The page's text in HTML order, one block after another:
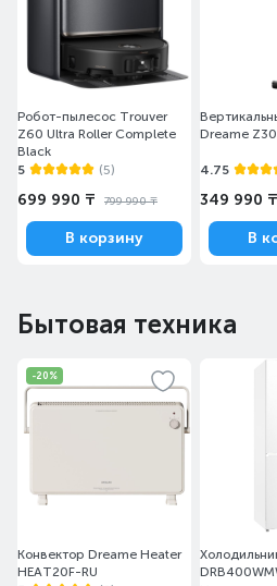
Робот-пылеcос Trouver
Z60 Ultra Roller Complete
Black
5
(5)
699 990 ₸ 799 990 ₸
В корзину
Dreame
4.75
349 990 ₸
В
Бытовая техника
-20%
Конвектор Dreame Heater
HEAT20F-RU